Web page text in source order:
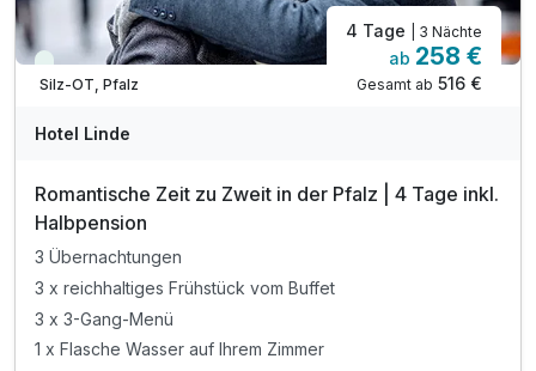
Immer verfügbar
Silz-OT, Pfalz
4 Tage | 3 Nächte
ab 258 €
Gesamt ab 516 €
Hotel Linde
Romantische Zeit zu Zweit in der Pfalz | 4 Tage inkl.
Halbpension
3 Übernachtungen
3 x reichhaltiges Frühstück vom Buffet
3 x 3-Gang-Menü
1 x Flasche Wasser auf Ihrem Zimmer